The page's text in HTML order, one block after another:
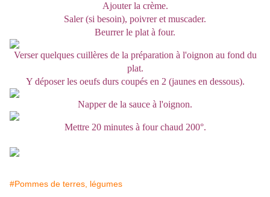
Ajouter la crème.
Saler (si besoin), poivrer et muscader.
Beurrer le plat à four.
Verser quelques cuillères de la préparation à l'oignon au fond du
plat.
Y déposer les oeufs durs coupés en 2 (jaunes en dessous).
Napper de la sauce à l'oignon.
Mettre 20 minutes à four chaud 200°.
#Pommes de terres, légumes